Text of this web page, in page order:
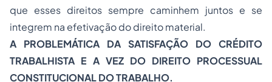
que esses direitos sempre caminhem juntos e se
integrem na efetivação do direito material.
A PROBLEMÁTICA DA SATISFAÇÃO DO CRÉDITO
TRABALHISTA E A VEZ DO DIREITO PROCESSUAL
CONSTITUCIONAL DO TRABALHO.